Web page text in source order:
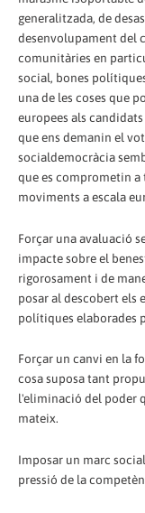
generalitzada, de
desenvolupament del
comunitàries en
social, bones
una de les coses que
europees als
que ens demanin el
socialdemocràcia
que es comprometin
moviments a escala
Forçar una avaluació
impacte sobre el
rigorosament i de
posar al descobert els
polítiques elaborades
Forçar un canvi en la
cosa suposa tant
l'eliminació del poder
mateix.
Imposar un marc
pressió de la